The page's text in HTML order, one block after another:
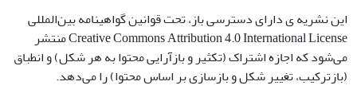
این نشریه ی دارای دسترسی باز، تحت قوانین گواهینامه بین‌المللی
Creative Commons Attribution 4.0 International License منتشر
می‌شود که اجازه اشتراک (تکثیر و بازآرایی محتوا به هر شکل) و انطباق
(بازترکیب، تغییر شکل و بازسازی بر اساس محتوا) را می‌دهد.